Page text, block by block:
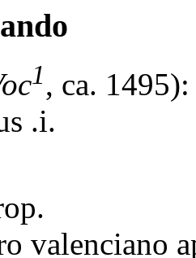
1, ca.
.i.
valenciano